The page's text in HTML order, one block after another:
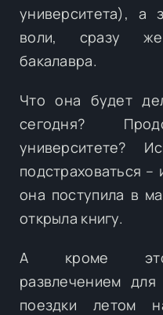
университета), а
воли, сразу же
бакалавра.
Что она будет
сегодня?
университете?
подстраховаться
она поступила в
открыла книгу.
А кроме
развлечением
поездки летом